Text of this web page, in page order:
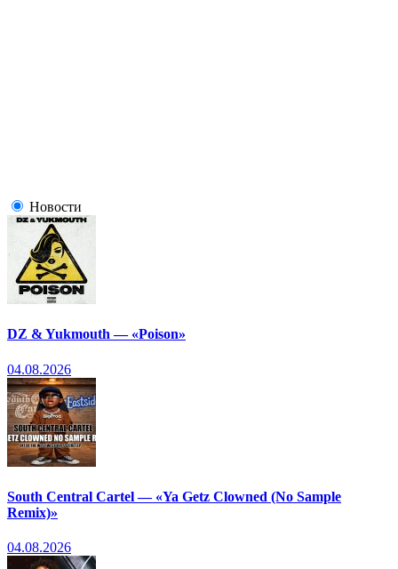
Новости
DZ & Yukmouth — «Poison»
04.08.2026
South Central Cartel — «Ya Getz Clowned (No Sample
Remix)»
04.08.2026